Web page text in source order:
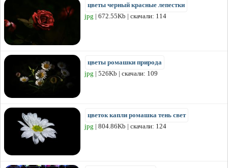
цветы черный красные лепестки
jpg | 672.55Kb | скачали: 114
цветы ромашки природа
jpg | 526Kb | скачали: 109
цветок капли ромашка тень свет
jpg | 804.86Kb | скачали: 124